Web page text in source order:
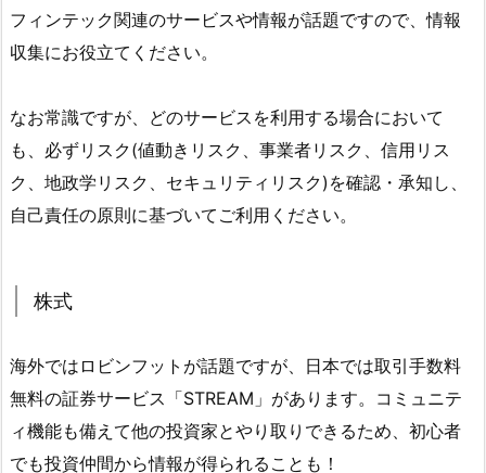
フィンテック関連のサービスや情報が話題ですので、情報
収集にお役立てください。
なお常識ですが、どのサービスを利用する場合において
も、必ずリスク(値動きリスク、事業者リスク、信用リス
ク、地政学リスク、セキュリティリスク)を確認・承知し、
自己責任の原則に基づいてご利用ください。
株式
海外ではロビンフットが話題ですが、日本では取引手数料
無料の証券サービス「STREAM」があります。コミュニテ
ィ機能も備えて他の投資家とやり取りできるため、初心者
でも投資仲間から情報が得られることも！